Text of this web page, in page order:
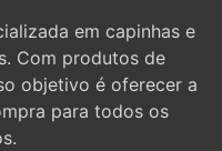
em capinhas e
Com produtos de
objetivo é oferecer a
para todos os